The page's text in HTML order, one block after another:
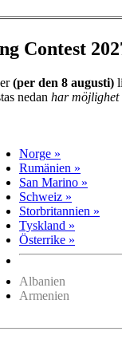
Contest
(per den 8 augusti)
nedan har möjlighet
Norge »
Rumänien »
San Marino »
Schweiz »
Storbritannien »
Tyskland »
Österrike »
Albanien
Armenien